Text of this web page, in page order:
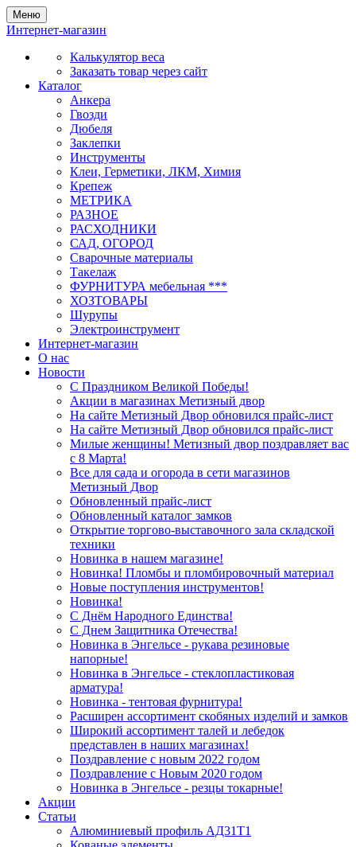
Меню
Интернет-магазин
Калькулятор веса
Заказать товар через сайт
Каталог
Анкера
Гвозди
Дюбеля
Заклепки
Инструменты
Клеи, Герметики, ЛКМ, Химия
Крепеж
МЕТРИКА
РАЗНОЕ
РАСХОДНИКИ
САД, ОГОРОД
Сварочные материалы
Такелаж
ФУРНИТУРА мебельная ***
ХОЗТОВАРЫ
Шурупы
Электроинструмент
Интернет-магазин
О нас
Новости
С Праздником Великой Победы!
Акции в магазинах Метизный двор
На сайте Метизный Двор обновился прайс-лист
На сайте Метизный Двор обновился прайс-лист
Милые женщины! Метизный двор поздравляет вас
с 8 Марта!
Все для сада и огорода в сети магазинов
Метизный Двор
Обновленный прайс-лист
Обновленный каталог замков
Открытие торгово-выставочного зала складской
техники
Новинка в нашем магазине!
Новинка! Пломбы и пломбировочный материал
Новые поступления инструментов!
Новинка!
С Днём Народного Единства!
С Днем Защитника Отечества!
Новинка в Энгельсе - рукава резиновые
напорные!
Новинка в Энгельсе - стеклопластиковая
арматура!
Новинка - тентовая фурнитура!
Расширен ассортимент скобяных изделий и замков
Широкий ассортимент талей и лебедок
представлен в наших магазинах!
Поздравление с новым 2022 годом
Поздравление с Новым 2020 годом
Новинка в Энгельсе - резцы токарные!
Акции
Статьи
Алюминиевый профиль АД31Т1